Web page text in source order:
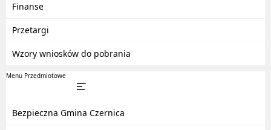
Finanse
Przetargi
Wzory wniosków do pobrania
Menu Przedmiotowe
Bezpieczna Gmina Czernica